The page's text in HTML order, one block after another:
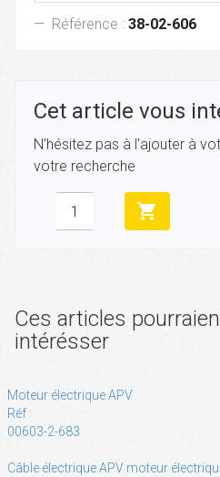
Référence : 38-02-606
Cet article vous
N'hésitez pas à l'ajouter à
votre recherche
shopping_cart
Ces articles
intérésser
Moteur électrique APV
Réf :
00603-2-683
Câble électrique APV moteur